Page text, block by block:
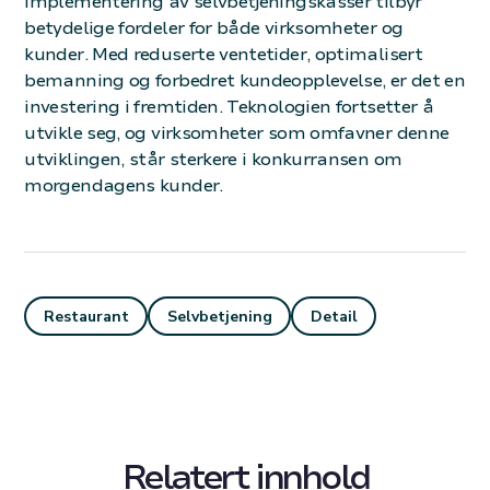
betydelige fordeler for både virksomheter og
kunder. Med reduserte ventetider, optimalisert
bemanning og forbedret kundeopplevelse, er det en
investering i fremtiden. Teknologien fortsetter å
utvikle seg, og virksomheter som omfavner denne
utviklingen, står sterkere i konkurransen om
morgendagens kunder.
Restaurant Selvbetjening Detail
Relatert innhold